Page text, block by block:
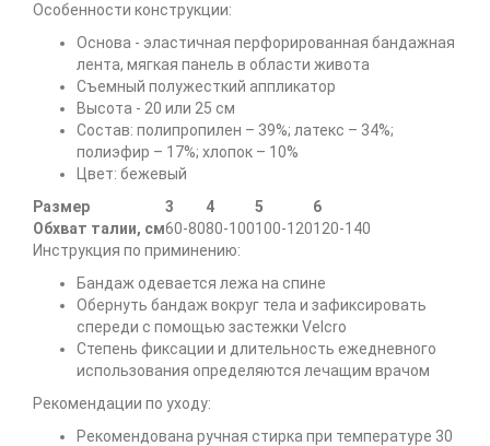
Особенности конструкции:
Основа - эластичная перфорированная бандажная
лента, мягкая панель в области живота
Съемный полужесткий аппликатор
Высота - 20 или 25 см
Состав: полипропилен – 39%; латекс – 34%;
полиэфир – 17%; хлопок – 10%
Цвет: бежевый
Размер
3 4 5
6
Обхват талии, см60-8080-100100-120120-140
Инструкция по приминению:
Бандаж одевается лежа на спине
Обернуть бандаж вокруг тела и зафиксировать
спереди с помощью застежки Velcro
Степень фиксации и длительность ежедневного
использования определяются лечащим врачом
Рекомендации по уходу:
Рекомендована ручная стирка при температуре 30